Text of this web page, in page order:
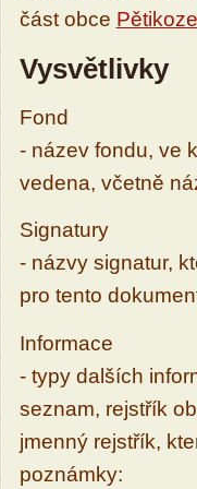
část obce
Vysvětlivky
Fond
- název fondu, ve
vedena, včetně
Signatury
- názvy signatur,
pro tento
Informace
- typy dalších
seznam, rejstřík
jmenný rejstřík,
poznámky: